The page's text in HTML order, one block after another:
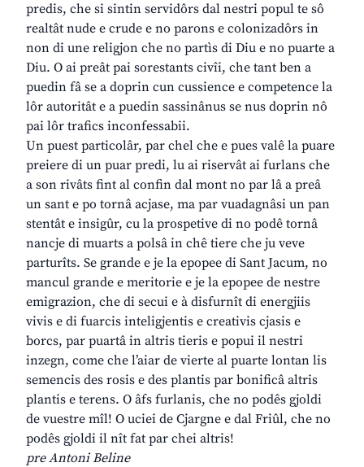
predis, che si sintin servidôrs dal nestri popul te sô
realtât nude e crude e no parons e colonizadôrs in
non di une religjon che no partìs di Diu e no puarte a
Diu. O ai preât pai sorestants civîi, che tant ben a
puedin fâ se a doprin cun cussience e competence la
lôr autoritât e a puedin sassinânus se nus doprin nô
pai lôr trafics inconfessabii.
Un puest particolâr, par chel che e pues valê la puare
preiere di un puar predi, lu ai riservât ai furlans che
a son rivâts fint al confin dal mont no par lâ a preâ
un sant e po tornâ acjase, ma par vuadagnâsi un pan
stentât e insigûr, cu la prospetive di no podê tornâ
nancje di muarts a polsâ in chê tiere che ju veve
parturîts. Se grande e je la epopee di Sant Jacum, no
mancul grande e meritorie e je la epopee de nestre
emigrazion, che di secui e à disfurnît di energjiis
vivis e di fuarcis inteligjentis e creativis cjasis e
borcs, par puartâ in altris tieris e popui il nestri
inzegn, come che l’aiar de vierte al puarte lontan lis
semencis des rosis e des plantis par bonificâ altris
plantis e terens. O âfs furlanis, che no podês gjoldi
de vuestre mîl! O uciei de Cjargne e dal Friûl, che no
podês gjoldi il nît fat par chei altris!
pre Antoni Beline